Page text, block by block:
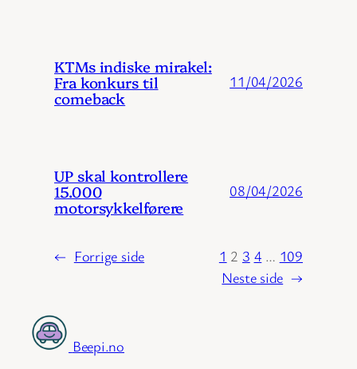
KTMs indiske mirakel:
Fra konkurs til
comeback
11/04/2026
UP skal kontrollere
15.000
motorsykkelførere
08/04/2026
← Forrige side 1 2 3 4 … 109
Neste side →
Beepi.no